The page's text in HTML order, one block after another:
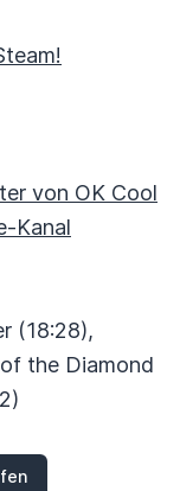
von OK Cool
Kanal
(18:28),
the Diamond